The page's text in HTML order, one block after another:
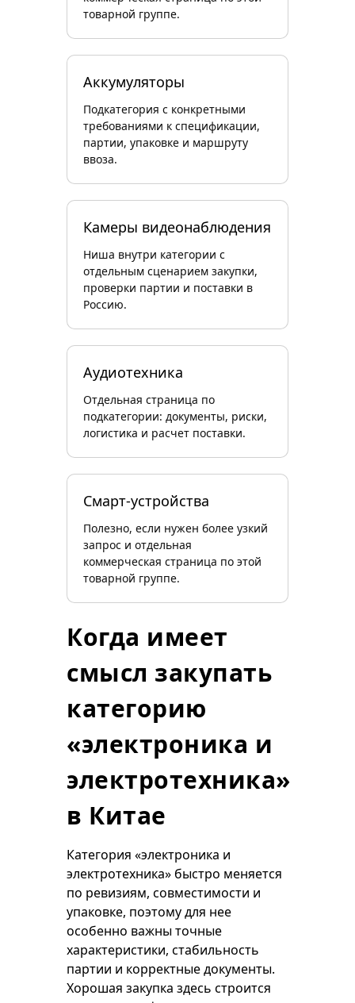
товарной группе.
Аккумуляторы
Подкатегория с конкретными
требованиями к спецификации,
партии, упаковке и маршруту
ввоза.
Камеры видеонаблюдения
Ниша внутри категории с
отдельным сценарием закупки,
проверки партии и поставки в
Россию.
Аудиотехника
Отдельная страница по
подкатегории: документы, риски,
логистика и расчет поставки.
Смарт-устройства
Полезно, если нужен более узкий
запрос и отдельная
коммерческая страница по этой
товарной группе.
Когда имеет
смысл закупать
категорию
«электроника и
электротехника»
в Китае
Категория «электроника и
электротехника» быстро меняется
по ревизиям, совместимости и
упаковке, поэтому для нее
особенно важны точные
характеристики, стабильность
партии и корректные документы.
Хорошая закупка здесь строится